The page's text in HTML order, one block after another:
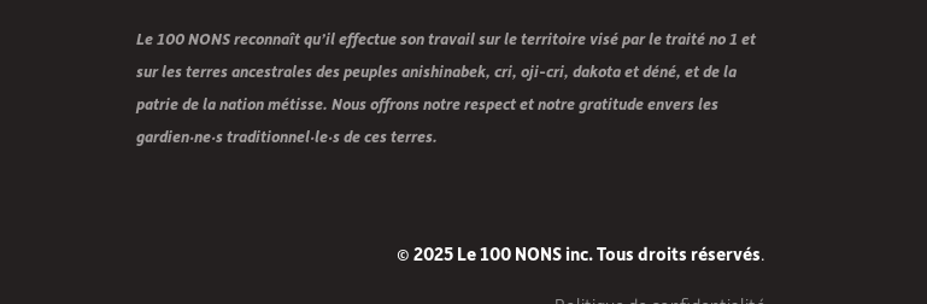
Le 100 NONS reconnaît qu’il effectue son travail sur le territoire visé par le traité no 1 et
sur les terres ancestrales des peuples anishinabek, cri, oji-cri, dakota et déné, et de la
patrie de la nation métisse. Nous offrons notre respect et notre gratitude envers les
gardien·ne·s traditionnel·le·s de ces terres.
© 2025 Le 100 NONS inc. Tous droits réservés.